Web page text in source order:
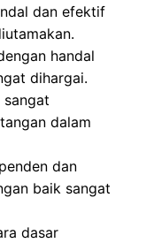
dan efektif
handal
dihargai.
dalam
dan
baik sangat
dasar